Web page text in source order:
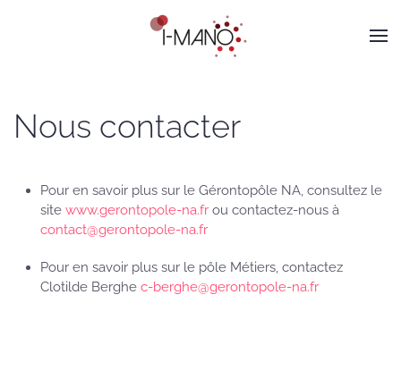
Nous contacter
Pour en savoir plus sur le Gérontopôle NA, consultez le
site www.gerontopole-na.fr ou contactez-nous à
contact@gerontopole-na.fr
Pour en savoir plus sur le pôle Métiers, contactez
Clotilde Berghe c-berghe@gerontopole-na.fr